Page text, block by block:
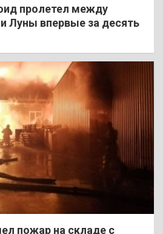
пролетел между
Луны впервые за десять
пожар на складе с